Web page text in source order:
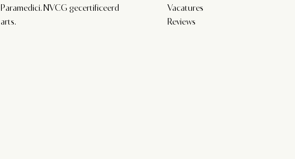
Paramedici. NVCG gecertificeerd
arts.
Vacatures
Reviews